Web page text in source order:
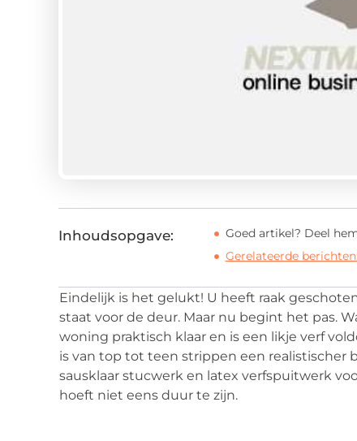
Inhoudsopgave:
Goed artikel? Deel
Gerelateerde berichten:
Eindelijk is het gelukt! U heeft raak
staat voor de deur. Maar nu begint het pas.
woning praktisch klaar en is een likje verf
is van top tot teen strippen een realistischer
sausklaar stucwerk en latex verfspuitwerk
hoeft niet eens duur te zijn.